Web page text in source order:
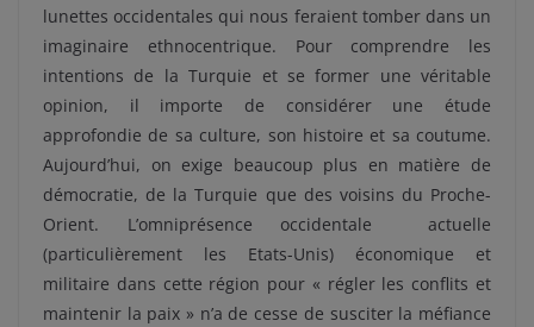
lunettes occidentales qui nous feraient tomber dans un
imaginaire ethnocentrique. Pour comprendre les
intentions de la Turquie et se former une véritable
opinion, il importe de considérer une étude
approfondie de sa culture, son histoire et sa coutume.
Aujourd’hui, on exige beaucoup plus en matière de
démocratie, de la Turquie que des voisins du Proche-
Orient. L’omniprésence occidentale actuelle
(particulièrement les Etats-Unis) économique et
militaire dans cette région pour « régler les conflits et
maintenir la paix » n’a de cesse de susciter la méfiance